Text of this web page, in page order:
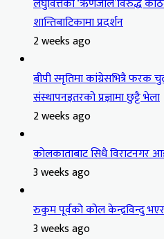
शान्तिबाटिकामा प्रदर्शन
2 weeks ago
बीपी स्मृतिमा कांग्रेसभित्रै
संस्थापनइतरको प्रज्ञामा छुट्टै भेला
2 weeks ago
कोलकाताबाट सिधै विराटनगर
3 weeks ago
रुकुम पूर्वको कोल केन्द्रविन्दु
3 weeks ago